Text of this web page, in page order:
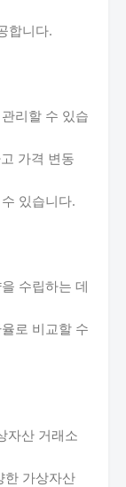
합니다.
리할 수 있습
가격 변동
있습니다.
수립하는 데
로 비교할 수
자산 거래소
한 가상자산